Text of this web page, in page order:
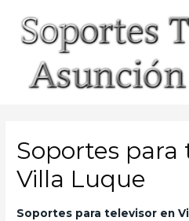
content
Soportes para
Villa Luque
Soportes para televisor en